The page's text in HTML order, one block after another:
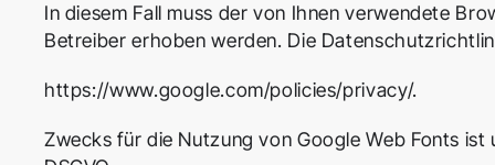
In diesem Fall muss der von Ihnen verwendete
Betreiber erhoben werden. Die
https://www.google.com/policies/privacy/.
Zwecks für die Nutzung von Google Web Fonts